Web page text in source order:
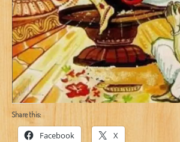
Share this:
Facebook X